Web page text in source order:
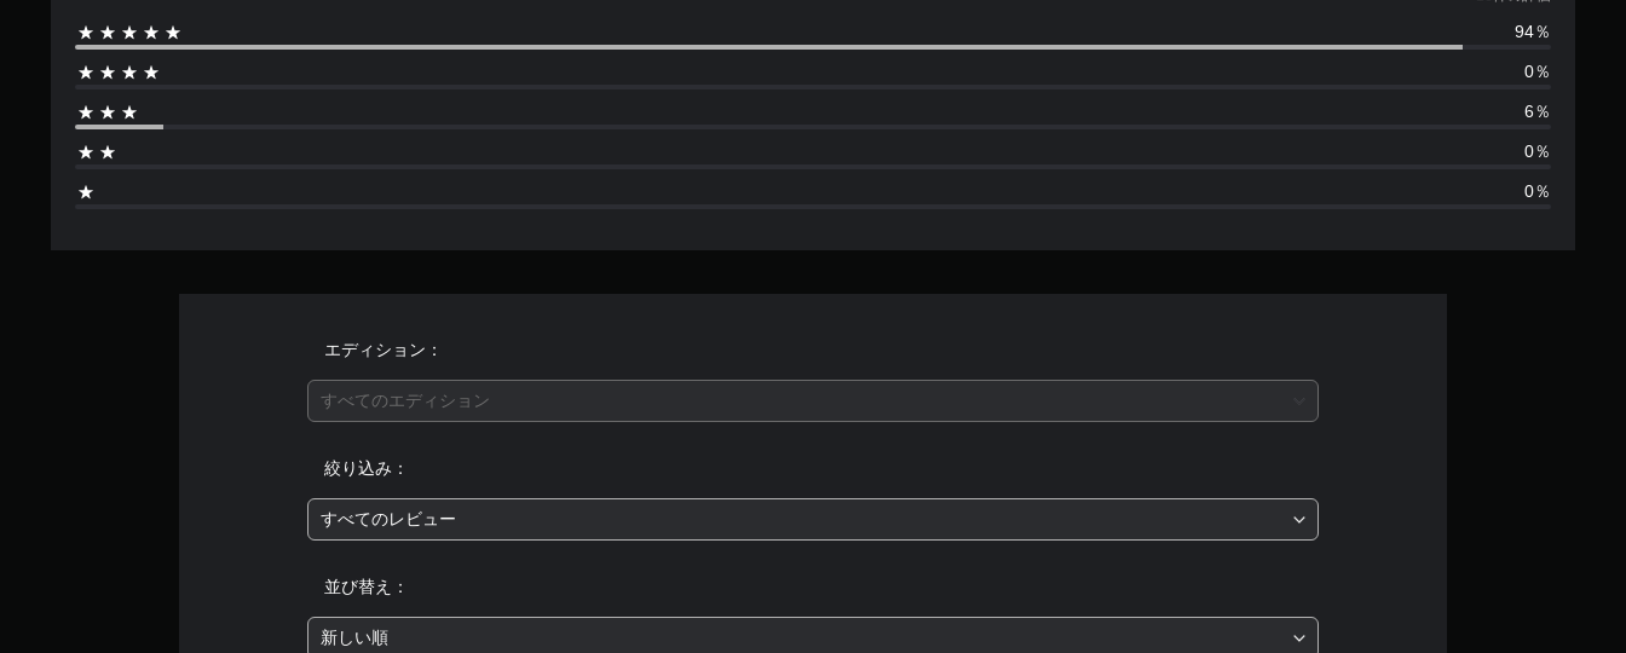
数
は
1
6
、
94％
0％
6％
0％
0％
エディション：
すべてのエディション
絞り込み：
すべてのレビュー
並び替え：
新しい順